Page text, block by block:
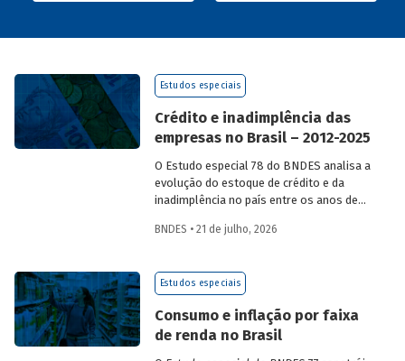
Estudos especiais
Crédito e inadimplência das
empresas no Brasil – 2012-2025
O Estudo especial 78 do BNDES analisa a
evolução do estoque de crédito e da
inadimplência no país entre os anos de
analíticos complementares: o porte da
econômica.
BNDES • 21 de julho, 2026
Estudos especiais
Consumo e inflação por faixa
de renda no Brasil